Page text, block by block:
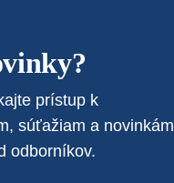
prístup k
súťažiam a novinkám
odborníkov.